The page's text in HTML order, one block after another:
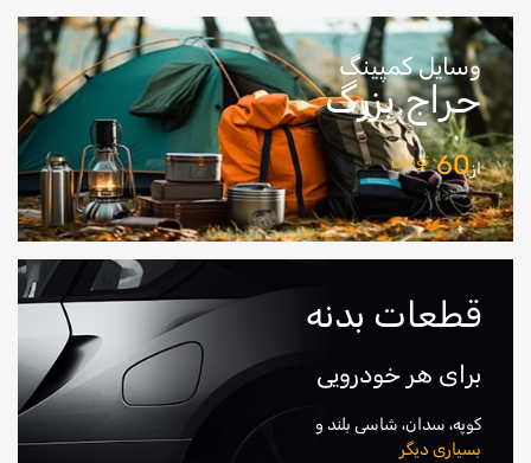
وسایل کمپینگ
حراج بزرگ
از60 تومان
قطعات بدنه
برای هر خودرویی
کوپه، سدان، شاسی بلند و
بسیاری دیگر